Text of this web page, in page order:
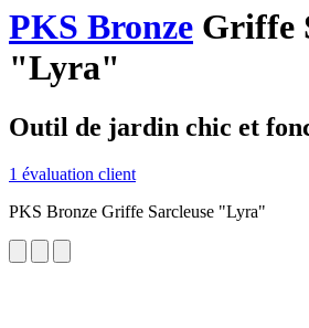
PKS Bronze Griffe
"Lyra"
Outil de jardin chic et
1 évaluation client
PKS Bronze Griffe Sarcleuse "Lyra"